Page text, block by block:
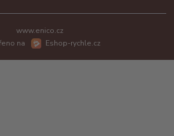
www.enico.cz
na
Eshop-rychle.cz